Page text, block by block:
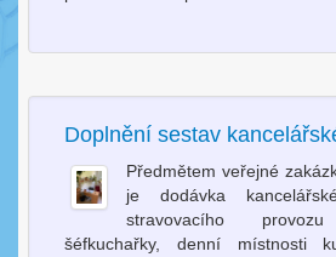
Doplnění sestav
Předmětem veřejné
je dodávka
stravovacího
šéfkuchařky, denní místnosti